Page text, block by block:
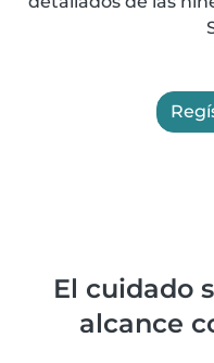
El cuidado
alcance